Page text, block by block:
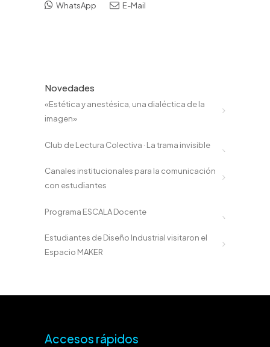
WhatsApp E-Mail
Novedades
«Estética y anestésica, una dialéctica de la
imagen»
Club de Lectura Colectiva · La trama invisible
Canales institucionales para la comunicación
con estudiantes
Programa ESCALA Docente
Estudiantes de Diseño Industrial visitaron el
Espacio MAKER
Accesos rápidos